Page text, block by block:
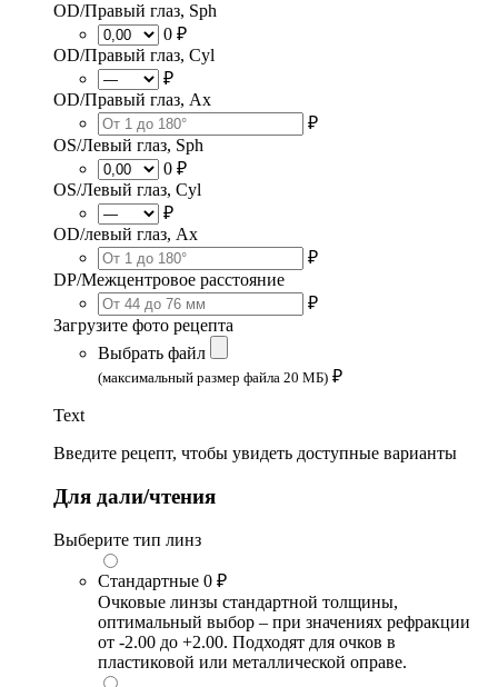
OD/Правый глаз, Sph
0 ₽
OD/Правый глаз, Cyl
₽
OD/Правый глаз, Ax
₽
OS/Левый глаз, Sph
0 ₽
OS/Левый глаз, Cyl
₽
OD/левый глаз, Ax
₽
DP/Межцентровое расстояние
₽
Загрузите фото рецепта
Выбрать файл
(максимальный размер файла 20 МБ) ₽
Text
Введите рецепт, чтобы увидеть доступные варианты
Для дали/чтения
Выберите тип линз
Стандартные 0 ₽
Очковые линзы стандартной толщины,
оптимальный выбор – при значениях рефракции
от -2.00 до +2.00. Подходят для очков в
пластиковой или металлической оправе.